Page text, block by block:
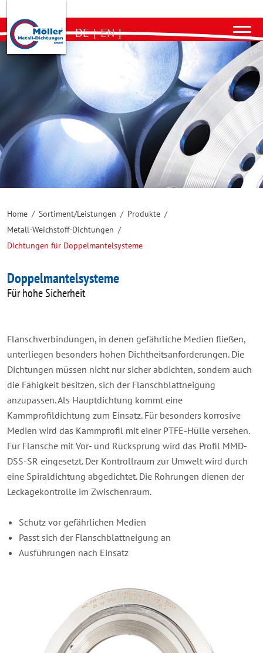
DE | EN |
Home / Sortiment/Leistungen / Produkte /
Metall-Weichstoff-Dichtungen /
Dichtungen für Doppelmantelsysteme
Doppelmantelsysteme
Für hohe Sicherheit
Flanschverbindungen, in denen gefährliche Medien fließen,
unterliegen besonders hohen Dichtheitsanforderungen. Die
Dichtungen müssen nicht nur sicher abdichten, sondern auch
die Fähigkeit besitzen, sich der Flanschblattneigung
anzupassen. Als Hauptdichtung kommt eine
Kammprofildichtung zum Einsatz. Für besonders korrosive
Medien wird das Kammprofil mit einer PTFE-Hülle versehen.
Für Flansche mit Vor- und Rücksprung wird das Profil MMD-
DSS-SR eingesetzt. Der Kontrollraum zur Umwelt wird durch
eine Spiraldichtung abgedichtet. Die Rohrungen dienen der
Leckagekontrolle im Zwischenraum.
Schutz vor gefährlichen Medien
Passt sich der Flanschblattneigung an
Ausführungen nach Einsatz